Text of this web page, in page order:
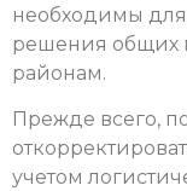
необходимы для
решения общих
районам.
Прежде всего,
учетом